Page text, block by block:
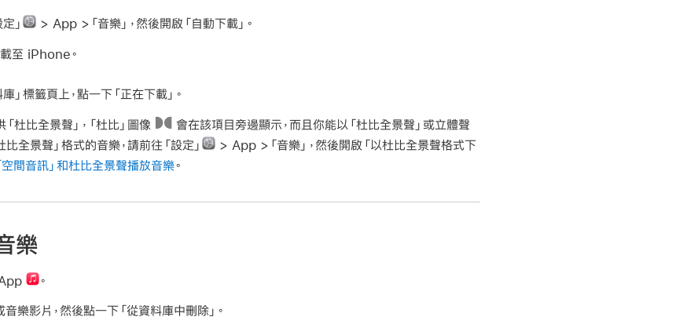
」 > App >「音樂」，然後開啟「自動下載」。
至 iPhone。
」標籤頁上，點一下「正在下載」。
杜比全景聲」，「杜比」圖像
會在該項目旁邊顯示，而且你能以「杜比全景聲」或立體聲
全景聲」格式的音樂，請前往「設定」
> App >「音樂」，然後開啟「以杜比全景聲格式下
間音訊」和杜比全景聲播放音樂。
樂
。
樂影片，然後點一下「從資料庫中刪除」。